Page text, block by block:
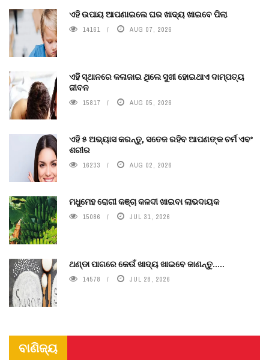
ଏହି ଉପାୟ ଆପଣାଇଲେ ଘର ଖାଦ୍ୟ ଖାଇବେ ପିଲା
14161 AUG 07, 2026
ଏହି ସ୍ଥାନରେ କଳାଜାଇ ଥିଲେ ସୁଖୀ ହୋଇଥାଏ ଦାମ୍ପତ୍ୟ
ଜୀବନ
15817 AUG 05, 2026
ଏହି ୫ ଅଭ୍ୟାସ କରନ୍ତୁ, ସତେଜ ରହିବ ଆପଣଙ୍କ ଚର୍ମ ଏବଂ
ଶରୀର
16233 AUG 02, 2026
ମଧୁମେହ ରୋଗୀ କଞ୍ଚା କଳଦୀ ଖାଇବା ଲାଭଦାୟକ
15086 JUL 31, 2026
ଥଣ୍ଡା ପାଗରେ କେଉଁ ଖାଦ୍ୟ ଖାଇବେ ଜାଣନ୍ତୁ.....
14578 JUL 28, 2026
ବାଣିଜ୍ୟ